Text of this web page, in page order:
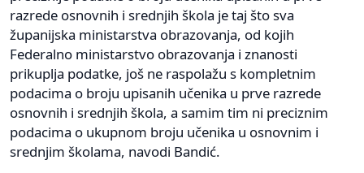
razrede osnovnih i srednjih škola je taj što sva
županijska ministarstva obrazovanja, od kojih
Federalno ministarstvo obrazovanja i znanosti
prikuplja podatke, još ne raspolažu s kompletnim
podacima o broju upisanih učenika u prve razrede
osnovnih i srednjih škola, a samim tim ni preciznim
podacima o ukupnom broju učenika u osnovnim i
srednjim školama, navodi Bandić.